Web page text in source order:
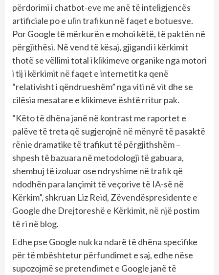
përdorimi i chatbot-eve me anë të inteligjencës
artificiale po e ulin trafikun në faqet e botuesve.
Por Google të mërkurën e mohoi këtë, të paktën në
përgjithësi. Në vend të kësaj, gjigandi i kërkimit
thotë se vëllimi total i klikimeve organike nga motori
i tij i kërkimit në faqet e internetit ka qenë
“relativisht i qëndrueshëm” nga viti në vit dhe se
cilësia mesatare e klikimeve është rritur pak.
“Këto të dhëna janë në kontrast me raportet e
palëve të treta që sugjerojnë në mënyrë të pasaktë
rënie dramatike të trafikut të përgjithshëm –
shpesh të bazuara në metodologji të gabuara,
shembuj të izoluar ose ndryshime në trafik që
ndodhën para lançimit të veçorive të IA-së në
Kërkim”, shkruan Liz Reid, Zëvendëspresidente e
Google dhe Drejtoreshë e Kërkimit, në një postim
të ri në blog.
Edhe pse Google nuk ka ndarë të dhëna specifike
për të mbështetur përfundimet e saj, edhe nëse
supozojmë se pretendimet e Google janë të